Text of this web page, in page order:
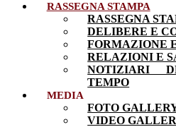
RASSEGNA STAMPA
RASSEGNA
DELIBERE E
FORMAZIONE
RELAZIONI E
NOTIZIARI
TEMPO
MEDIA
FOTO
VIDEO